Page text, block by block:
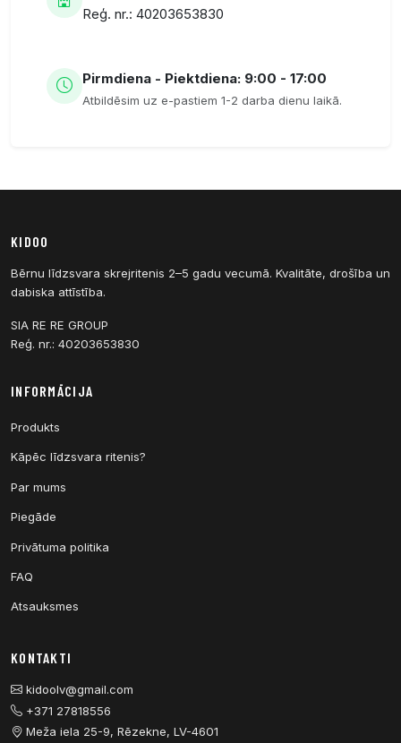
Reģ. nr.: 40203653830
Pirmdiena - Piektdiena: 9:00 - 17:00
Atbildēsim uz e-pastiem 1-2 darba dienu laikā.
KIDOO
Bērnu līdzsvara skrejritenis 2–5 gadu vecumā. Kvalitāte, drošība un
dabiska attīstība.
SIA RE RE GROUP
Reģ. nr.: 40203653830
INFORMĀCIJA
Produkts
Kāpēc līdzsvara ritenis?
Par mums
Piegāde
Privātuma politika
FAQ
Atsauksmes
KONTAKTI
kidoolv@gmail.com
+371 27818556
Meža iela 25-9, Rēzekne, LV-4601